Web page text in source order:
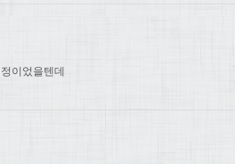
이었을텐데